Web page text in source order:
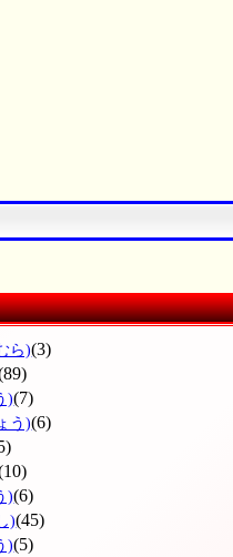
ら)(3)
)(7)
う)(6)
)(6)
)(45)
)(5)